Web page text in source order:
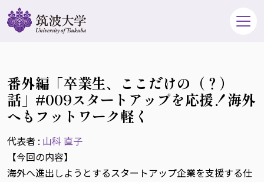
番外編「卒業生、ここだけの（？）
話」#009スタートアップを応援！海外
へもフットワーク軽く
代表者 : 山科 直子
【今回の内容】
海外へ進出しようとするスタートアップ企業を支援する仕